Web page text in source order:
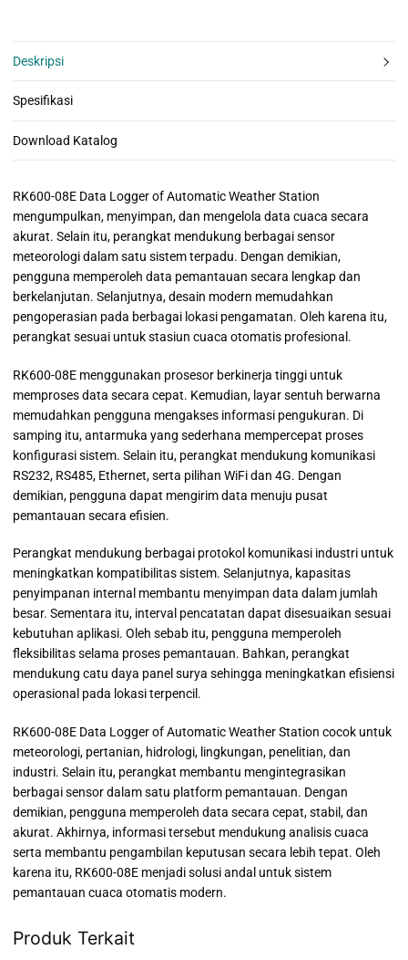
Deskripsi
Spesifikasi
Download Katalog
RK600-08E Data Logger of Automatic Weather Station
mengumpulkan, menyimpan, dan mengelola data cuaca secara
akurat. Selain itu, perangkat mendukung berbagai sensor
meteorologi dalam satu sistem terpadu. Dengan demikian,
pengguna memperoleh data pemantauan secara lengkap dan
berkelanjutan. Selanjutnya, desain modern memudahkan
pengoperasian pada berbagai lokasi pengamatan. Oleh karena itu,
perangkat sesuai untuk stasiun cuaca otomatis profesional.
RK600-08E menggunakan prosesor berkinerja tinggi untuk
memproses data secara cepat. Kemudian, layar sentuh berwarna
memudahkan pengguna mengakses informasi pengukuran. Di
samping itu, antarmuka yang sederhana mempercepat proses
konfigurasi sistem. Selain itu, perangkat mendukung komunikasi
RS232, RS485, Ethernet, serta pilihan WiFi dan 4G. Dengan
demikian, pengguna dapat mengirim data menuju pusat
pemantauan secara efisien.
Perangkat mendukung berbagai protokol komunikasi industri untuk
meningkatkan kompatibilitas sistem. Selanjutnya, kapasitas
penyimpanan internal membantu menyimpan data dalam jumlah
besar. Sementara itu, interval pencatatan dapat disesuaikan sesuai
kebutuhan aplikasi. Oleh sebab itu, pengguna memperoleh
fleksibilitas selama proses pemantauan. Bahkan, perangkat
mendukung catu daya panel surya sehingga meningkatkan efisiensi
operasional pada lokasi terpencil.
RK600-08E Data Logger of Automatic Weather Station cocok untuk
meteorologi, pertanian, hidrologi, lingkungan, penelitian, dan
industri. Selain itu, perangkat membantu mengintegrasikan
berbagai sensor dalam satu platform pemantauan. Dengan
demikian, pengguna memperoleh data secara cepat, stabil, dan
akurat. Akhirnya, informasi tersebut mendukung analisis cuaca
serta membantu pengambilan keputusan secara lebih tepat. Oleh
karena itu, RK600-08E menjadi solusi andal untuk sistem
pemantauan cuaca otomatis modern.
Produk Terkait